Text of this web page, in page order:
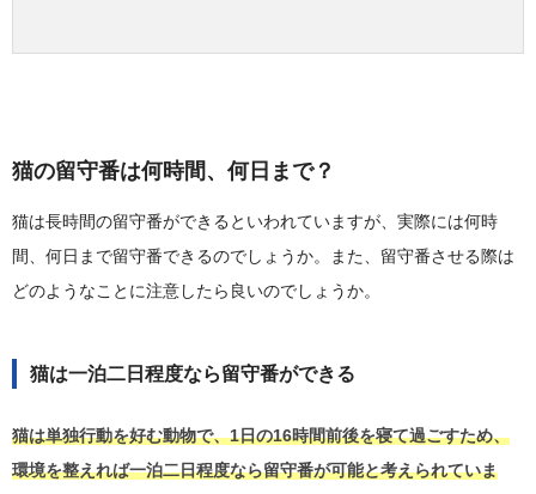
猫の留守番は何時間、何日まで？
猫は長時間の留守番ができるといわれていますが、実際には何時
間、何日まで留守番できるのでしょうか。また、留守番させる際は
どのようなことに注意したら良いのでしょうか。
猫は一泊二日程度なら留守番ができる
猫は単独行動を好む動物で、1日の16時間前後を寝て過ごすため、
環境を整えれば一泊二日程度なら留守番が可能と考えられていま